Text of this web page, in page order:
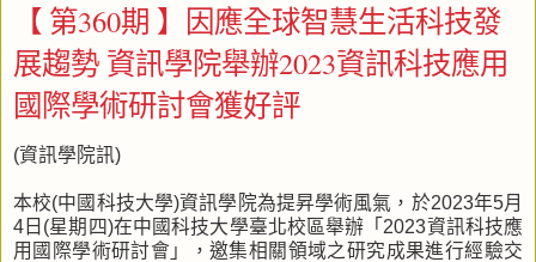
【 第360期 】因應全球智慧生活科技發
展趨勢 資訊學院舉辦2023資訊科技應用
國際學術研討會獲好評
(資訊學院訊)
本校(中國科技大學)資訊學院為提昇學術風氣，於2023年5月
4日(星期四)在中國科技大學臺北校區舉辦「2023資訊科技應
用國際學術研討會」，邀集相關領域之研究成果進行經驗交